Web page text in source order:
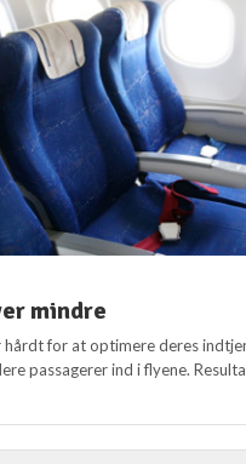
mindre
for at optimere deres
passagerer ind i flyene.